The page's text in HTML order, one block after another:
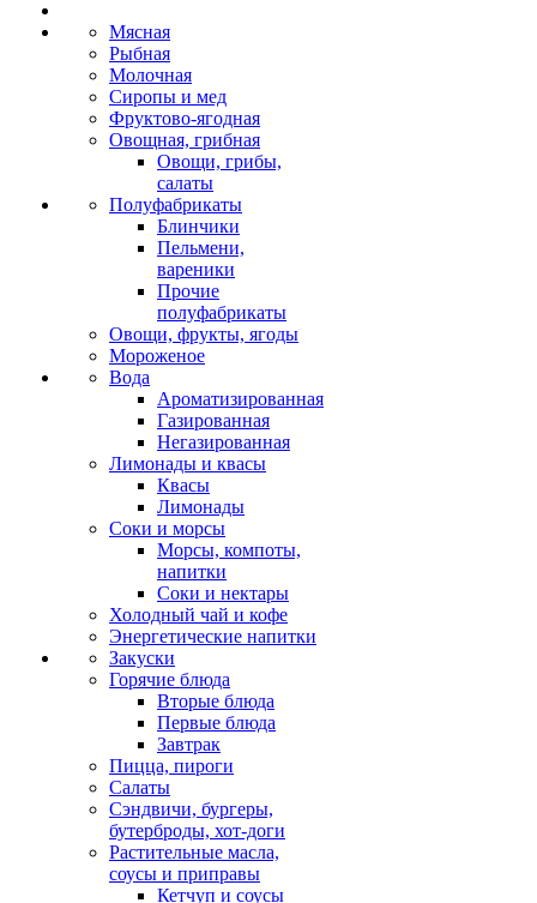
Мясная
Рыбная
Молочная
Сиропы и мед
Фруктово-ягодная
Овощная, грибная
Овощи, грибы,
салаты
Полуфабрикаты
Блинчики
Пельмени,
вареники
Прочие
полуфабрикаты
Овощи, фрукты, ягоды
Мороженое
Вода
Ароматизированная
Газированная
Негазированная
Лимонады и квасы
Квасы
Лимонады
Соки и морсы
Морсы, компоты,
напитки
Соки и нектары
Холодный чай и кофе
Энергетические напитки
Закуски
Горячие блюда
Вторые блюда
Первые блюда
Завтрак
Пицца, пироги
Салаты
Сэндвичи, бургеры,
бутерброды, хот-доги
Растительные масла,
соусы и приправы
Кетчуп и соусы